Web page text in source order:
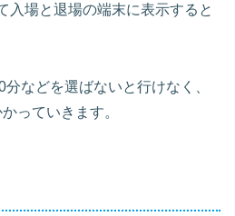
入場と退場の端末に表示すると
などを選ばないと行けなく、
っていきます。